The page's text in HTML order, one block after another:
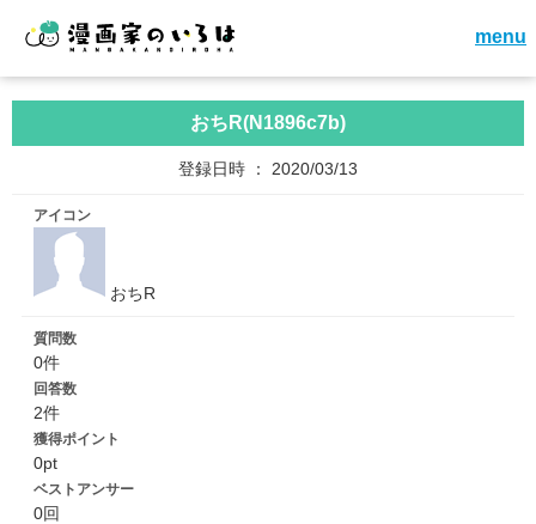
menu
おちR(N1896c7b)
登録日時 ： 2020/03/13
アイコン
おちR
質問数
0件
回答数
2件
獲得ポイント
0pt
ベストアンサー
0回